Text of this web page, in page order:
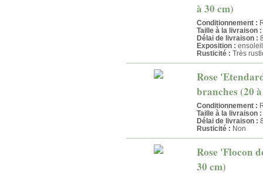
à 30 cm)
Conditionnement :
Taille à la livraison :
Délai de livraison :
Exposition :
Rusticité : Très
Rose
branches (20
Conditionnement :
Taille à la livraison :
Délai de livraison :
Rusticité : Non
Rose 'Flocon
30 cm)